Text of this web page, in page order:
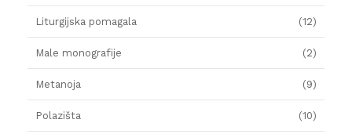
Liturgijska pomagala (12)
Male monografije (2)
Metanoja (9)
Polazišta (10)